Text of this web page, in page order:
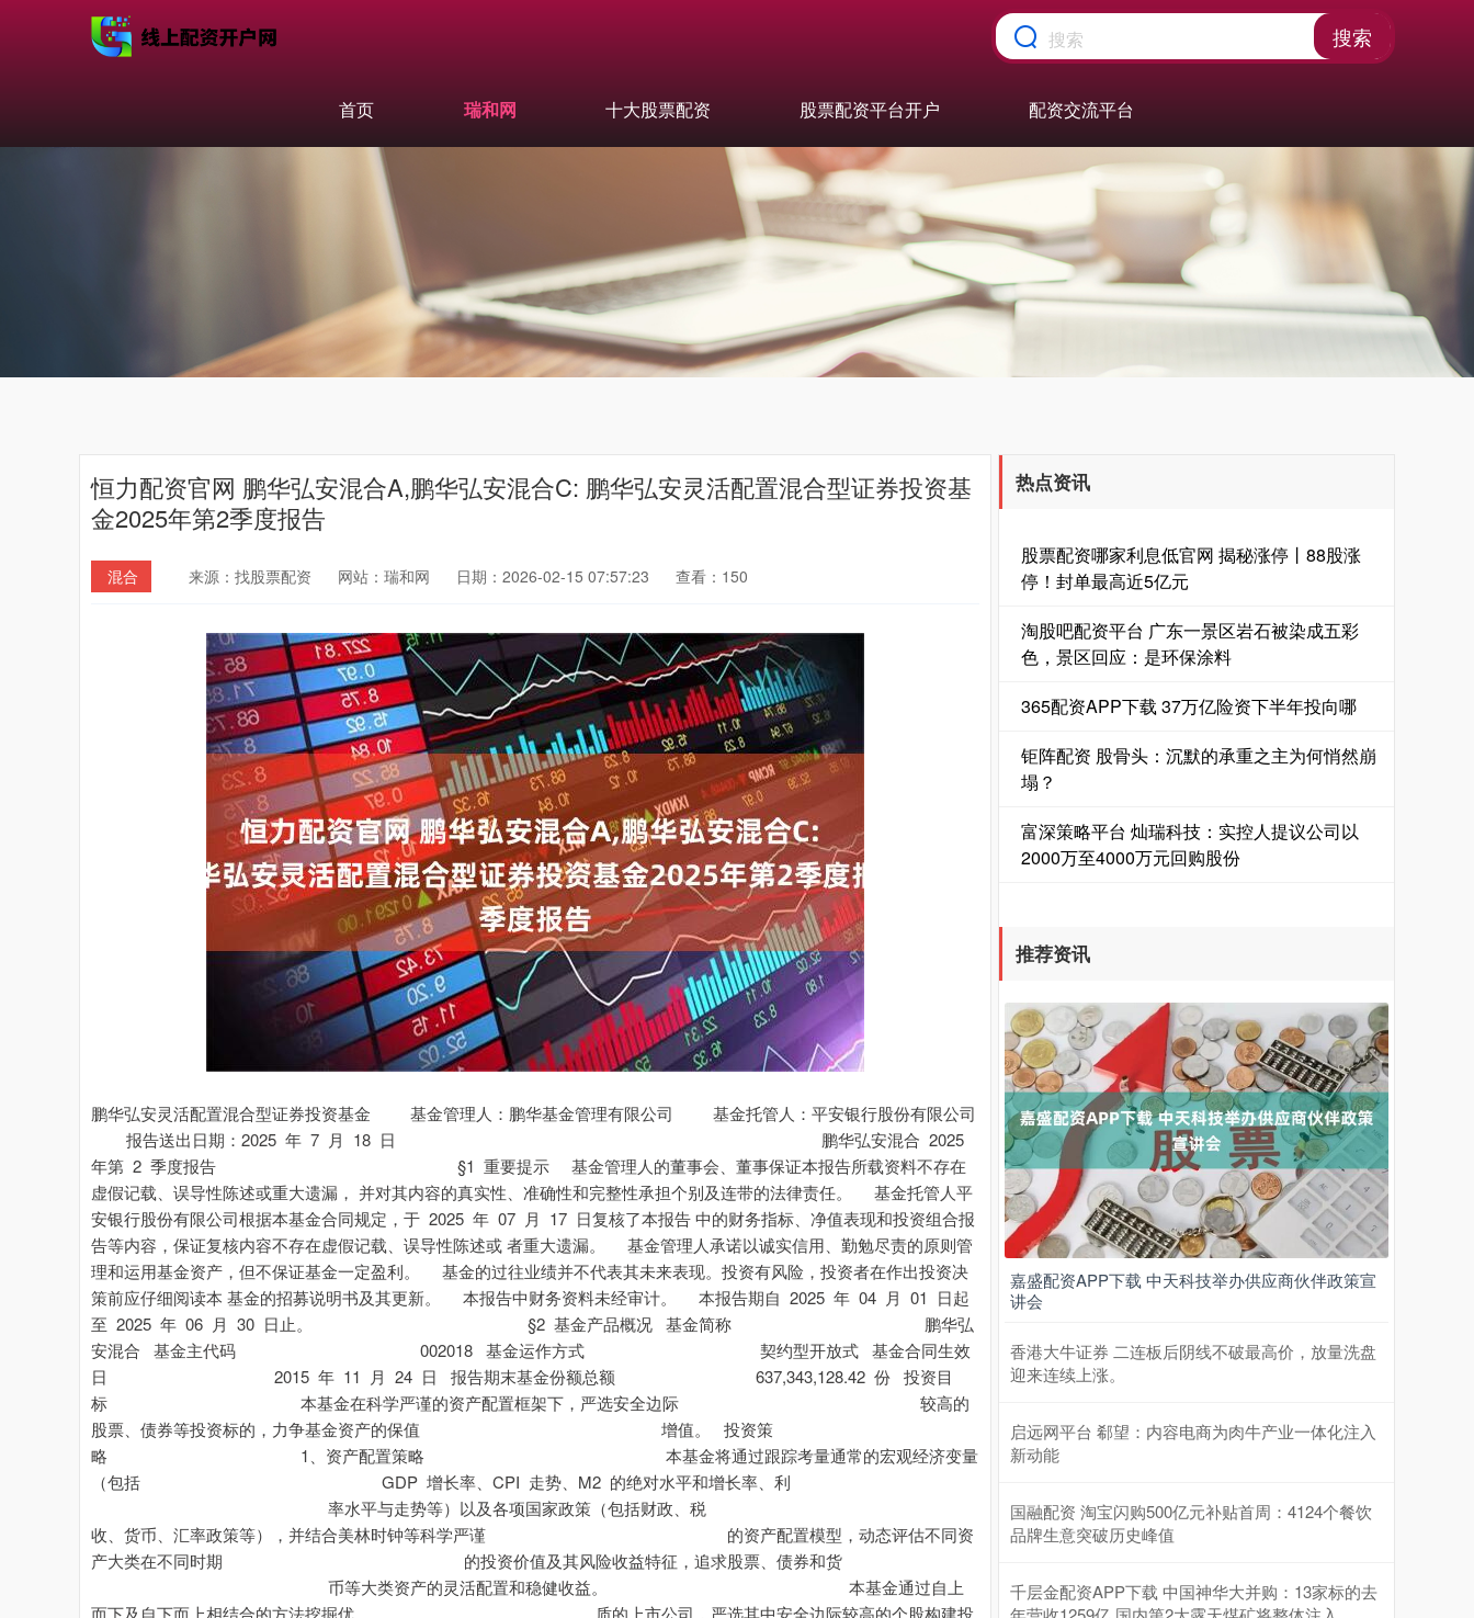
搜索
首页 瑞和网 十大股票配资 股票配资平台开户 配资交流平台
恒力配资官网 鹏华弘安混合A,鹏华弘安混合C: 鹏华弘安灵活配置混合型证券投资基
金2025年第2季度报告
混合 来源：找股票配资 网站：瑞和网 日期：2026-02-15 07:57:23 查看：150
鹏华弘安灵活配置混合型证券投资基金 基金管理人：鹏华基金管理有限公司 基金托管人：平安银行股份有限公司 报告送出日期：2025 年 7 月 18 日 鹏华弘安混合 2025 年第 2 季度报告 §1 重要提示 基金管理人的董事会、董事保证本报告所载资料不存在虚假记载、误导性陈述或重大遗漏， 并对其内容的真实性、准确性和完整性承担个别及连带的法律责任。 基金托管人平安银行股份有限公司根据本基金合同规定，于 2025 年 07 月 17 日复核了本报告 中的财务指标、净值表现和投资组合报告等内容，保证复核内容不存在虚假记载、误导性陈述或 者重大遗漏。 基金管理人承诺以诚实信用、勤勉尽责的原则管理和运用基金资产，但不保证基金一定盈利。 基金的过往业绩并不代表其未来表现。投资有风险，投资者在作出投资决策前应仔细阅读本 基金的招募说明书及其更新。 本报告中财务资料未经审计。 本报告期自 2025 年 04 月 01 日起至 2025 年 06 月 30 日止。 §2 基金产品概况 基金简称 鹏华弘安混合 基金主代码 002018 基金运作方式 契约型开放式 基金合同生效日 2015 年 11 月 24 日 报告期末基金份额总额 637,343,128.42 份 投资目标 本基金在科学严谨的资产配置框架下，严选安全边际 较高的股票、债券等投资标的，力争基金资产的保值 增值。 投资策略 1、资产配置策略 本基金将通过跟踪考量通常的宏观经济变量（包括 GDP 增长率、CPI 走势、M2 的绝对水平和增长率、利 率水平与走势等）以及各项国家政策（包括财政、税 收、货币、汇率政策等），并结合美林时钟等科学严谨 的资产配置模型，动态评估不同资产大类在不同时期 的投资价值及其风险收益特征，追求股票、债券和货 币等大类资产的灵活配置和稳健收益。 本基金通过自上而下及自下而上相结合的方法挖掘优 质的上市公司，严选其中安全边际较高的个股构建投 资组合：自上而下地分析行业的增长前景、行业结 构、商业模式、竞争要素等分析把握其投资机会；自 下而上地评判企业的产品、核心竞争力、管理层、治 理结构等；并结合企业基本面和估值水平进行综合的 第 2 页 共 15 页 鹏华弘安混合 2025 年第 2 季度报告 研判，严选安全边际较高的个股，力争实现组合的保 值增值。 （1）自上而下的行业遴选 本基金将自上而下地进行行业遴选，重点关注行业增 长前景、行业利润前景和行业成功要素。对行业增长 前景，主要分析行业的外部发展环境、行业的生命周 期以及行业波动与经济周期的关系等；对行业利润前 景，主要分析行业结构，特别是业内竞争的方式、业 内竞争的激烈程度、以及业内厂商的谈判能力等。基 于对行业结构的分析形成对业内竞争的关键成功要素 的判断，为预测企业经营环境的变化建立起扎实的基 础。 （2）自下而上的个股选择 本基金主要从两方面进行自下而上的个股选择：一方 面是竞争力分析，通过对公司竞争策略和核心竞争力 的分析，选择具有可持续竞争优势的上市公司或未来 具有广阔成长空间的公司。就公司竞争策略，基于行 业分析的结果判断策略的有效性、策略的实施支持和 策略的执行成果；就核心竞争力，分析公司的现有核 心竞争力，并判断公司能否利用现有的资源、能力和 定位取得可持续竞争优势。 另一方面是管理层分析，在国内监管体系落后、公司 治理结构不完善的基础上，上市公司的命运对管理团 队的依赖度大大增加。本基金将着重考察公司的管理 层以及管理制度。 （3）综合研判 本基金在自上而下和自下而上的基础上，结合估值分 析，严选安全边际较高的个股，力争实现组合的保值 增值。通过对估值方法的选择和估值倍数的比较，选 择股价相对低估的股票。就估值方法而言，基于行业 的特点确定对股价最有影响力的关键估值方法（包括 PE、PEG、PB、PS、EV/EBITDA 等）；就估值倍数而 言，通过业内比较、历史比较和增长性分析，确定具 有上升基础的股价水平。 （4）存托凭证投资策略 本基金将根据本基金的投资目标和股票投资策略，基 于对基础证券投资价值的深入研究判断，进行存托凭 证的投资。 本基金债券投资将采取久期策略、收益率曲线策略、 骑乘策略、息差策略、个券选择策略、信用策略、中 小企业私募债投资策略等积极投资策略，灵活地调整 组合的券种搭配，精选安全边际较高的个券，力争实 现组合的保值增值。 （1）久期策略 第 3 页 共 15 页 鹏华弘安混合 2025 年第 2 季度报告 久期管理是债券投资的重要考量因素，本基金将采用 以“目标久期”为中心、自上而下的组合久期管理策 略。 （2）收益率曲线策略 收益率曲线的形状变化是判断市场整体走向的一个重 要依据，本基金将据此调整组合长、中、短期债券的 搭配，并进行动态调整。 （3）骑乘策略 本基金将采用基于收益率曲线分析对债券组合进行适 时调整的骑乘策略，以达到增强组合的持有期收益的 目的。 （4）息差策略 本基金将采用息差策略，以达到更好地利用杠杆放大 债券投资的收益的目的。 （5）个券选择策略 本基金将根据单个债券到期收益率相对于市场收益率 曲线的偏离程度，结合信用等级、流动性、选择权条 款、税赋特点等因素，确定其投资价值，选择定价合 理或价值被低估的债券进行投资。 （6）信用策略 本基金通过主动承担适度的信用风险来获取信用溢 价，根据内、外部信用评级结果，结合对类似债券信 用利差的分析以及对未来信用利差走势的判断，选择 信用利差被高估、未来信用利差可能下降的信用债进 行投资。 （7）中小企业私募债投资策略 中小企业私募债券是在中国境内以非公开方式发行和 转让，约定在一定期限还本付息的公司债券。由于其 非公开性及条款可协商性，普遍具有较高收益。本基 金将深入研究发行人资信及公司运营情况，合理合规 合格地进行中小企业私募债券投资。本基金在投资过 程中密切监控债券信用等级或发行人信用等级变化情 况，尽力规避风险，并获取超额收益。 本基金可投资股指期货、权证和其他经中国证监会允 许的金融衍生产品。 本基金投资股指期货将根据风险管理的原则，以套期 保值为目的，主要选择流动性好、交易活跃的股指期 货合约。本基金力争利用股指期货的杠杆作用，降低 申购赎回时现金资产对投资组合的影响及投资组合仓 位调整的交易成本，达到稳定投资组合资产净值的目 的。 基金管理人将建立股指期货交易决策部门或小组，授 权特定的管理人员负责股指期货的投资审批事项，同 时针对股指期货交易制定投资决策流程和风险控制等 第 4 页 共 15 页 鹏华弘安混合 2025 年第 2 季度报告 制度并报董事会批准。 本基金通过对权证标的证券基本面的研究，并结合权 证定价模型及价值挖掘策略、价差策略、双向权证策 略等寻求权证的合理估值水平，追求稳定的当期收 益。 业绩比较基准 中证综合债指数收益率×70%＋沪深 300 指数收益率× 风险收益特征 本基金属于混合型基金，其预期的风险和收益高于货 币市场基金、债券基金，低于股票型基金，属于证券 投资基金中中高风险、中高预期收益的品种。 基金管理人 鹏华基金管理有限公司 基金托管人 平安银行股份有限公司 下属分级基金的基金简称 鹏华弘安混合 A 鹏华弘安混合 C 下属分级基金的交易代码 002018 002019 报告期末下属分级基金的份额总额 27,067,892.95 份 610,275,235.47 份 下属分级基金的风险收益特征 风险收益特征同上 风险收益特征同上 注：无。 §3 主要财务指标和基金净值表现 单位：人民币元 主要财务指标 报告期（2025 年 4 月 1 日-2025 年 6 月 30 日） 鹏华弘安混合 A 鹏华弘安混合 C 注：1.本期已实现收益指基金本期利息收入、投资收益、其他收入（不含公允价值变动收益）扣 除相关费用和信用减值损失后的余额，本期利润为本期已实现收益加上本期公允价值变动收益等 未实现收益。 回费、基金转换费等） ，计入费用后实际收益水平要低于所列数字。 鹏华弘安混合 A 第 5 页 共 15 页 鹏华弘安混合 2025 年第 2 季度报告 业绩比较基 净值增长率 业绩比较基 阶段 净值增长率① 准收益率标 ①－③ ②－④ 标准差② 准收益率③ 准差④ 过去三个月 0.55% 0.02% 1.69% 0.29% -1.14% -0.27% 过去六个月 0.67% 0.02% 0.91% 0.28% -0.24% -0.26% 过去一年 1.81% 0.03% 8.09% 0.40% -6.28% -0.37% 过去三年 10.91% 0.14% 7.72% 0.32% 3.19% -0.18% 过去五年 24.56% 0.22% 17.12% 0.35% 7.44% -0.13% 自基金合同 生效起至今 鹏华弘安混合 C 业绩比较基 净值增长率 业绩比较基 阶段 净值增长率① 准收益率标 ①－③ ②－④ 标准差② 准收益率③ 准差④ 过去三个月 0.48% 0.02% 1.69% 0.29% -1.21% -0.27% 过去六个月 0.53% 0.02% 0.91% 0.28% -0.38% -0.26% 过去一年 1.51% 0.03% 8.09% 0.40% -6.58% -0.37% 过去三年 9.96% 0.14% 7.72% 0.32% 2.24% -0.18% 过去五年 22.79% 0.22% 17.12% 0.35% 5.67% -0.13% 自基金合同 生效起至今 注：业绩比较基准=中证综合债指数收益率×70%＋沪深 300 指数收益率×30%。 率变动的比较 第 6 页 共 15 页 鹏华弘安混合 2025 年第 2 季度报告 注：1、本基金基金合同于 2015 年 11 月 24 日生效。2、截至建仓期结束，本基金的各项投资比 例已达到基金合同中规定的各项比例。 注：无。 §4 管理人报告 任本基金的基金经理期限 证券从业 姓名 职务 说明 任职日期 离任日期 年限 第 7 页 共 15 页 鹏华弘安混合 2025 年第 2 季度报告 叶朝明先生,国籍中国,工商管理硕士,17 年证券从业经验。曾任职于招商银行总 行，从事本外币资金管理相关工作； 司，从事货币基金管理工作，现担任董 事总经理（MD）/现金投资部总经理/基 金经理。2014 年 02 月至今担任鹏华增 值宝货币市场基金基金经理, 2015 年 01 月至今担任鹏华安盈宝货币市场基金基 金经理, 2015 年 07 月至今担任鹏华添 利宝货币市场基金基金经理, 2016 年 01 月至今担任鹏华添利交易型货币市场基 金基金经理, 2017 年 05 月至 2021 年 08 月担任鹏华聚财通货币市场基金基金经 理, 2017 年 06 月至 2021 年 08 月担任 鹏华盈余宝货币市场基金基金经理, 市场基金基金经理, 2018 年 08 月至 合型证券投资基金基金经理, 2018 年 09 月至 2021 年 08 月担任鹏华货币市场证 券投资基金基金经理, 2018 年 09 月至 叶朝明 基金经理 2022-12-17 - 17 年 2021 年 08 月担任鹏华兴鑫宝货币市场 基金基金经理, 2018 年 11 月至 2021 年 投资基金基金经理, 2018 年 12 月至 合型证券投资基金基金经理, 2019 年 08 月至今担任鹏华浮动净值型发起式货币 市场基金基金经理, 2019 年 10 月至今 担任鹏华稳利短债债券型证券投资基金 基金经理, 2020 年 06 月至 2021 年 08 月担任鹏华中短债 3 个月定期开放债券 型证券投资基金基金经理, 2021 年 07 月至 2024 年 10 月担任鹏华稳泰 30 天滚 动持有债券型证券投资基金基金经理, 债券型证券投资基金基金经理, 2021 年 债券型证券投资基金基金经理, 2021 年 数 7 天持有期证券投资基金基金经理, 债债券型发起式证券投资基金基金经理, 第 8 页 共 15 页 鹏华弘安混合 2025 年第 2 季度报告 农发行债券指数证券投资基金基金经理, 国开行债券指数证券投资基金基金经理, 期地方政府债交易型开放式指数证券投 资基金基金经理, 2022 年 01 月至今担 任鹏华中证 5 年期地方政府债交易型开 放式指数证券投资基金基金经理, 2022 年 12 月至今担任鹏华弘安灵活配置混合 型证券投资基金基金经理, 2023 年 03 月至今担任鹏华稳福中短债债券型证券 投资基金基金经理, 2023 年 05 月至今 担任鹏华盈余宝货币市场基金基金经理, 滚动持有债券型证券投资基金基金经理, 政策性金融债指数证券投资基金基金经 理,叶朝明先生具备基金从业资格。 王康佳女士,国籍中国,金融硕士,8 年证 券从业经验。2017 年 07 月加盟鹏华基 金管理有限公司，历任固定收益部助理 债券研究员、债券研究员，现金投资部 高级债券研究员、基金经理助理，现担 任现金投资部总监助理/基金经理。2021 年 06 月至今担任鹏华稳利短债债券型证
热点资讯
股票配资哪家利息低官网 揭秘涨停丨88股涨
停！封单最高近5亿元
淘股吧配资平台 广东一景区岩石被染成五彩
色，景区回应：是环保涂料
365配资APP下载 37万亿险资下半年投向哪
钜阵配资 股骨头：沉默的承重之主为何悄然崩
塌？
富深策略平台 灿瑞科技：实控人提议公司以
2000万至4000万元回购股份
推荐资讯
嘉盛配资APP下载 中天科技举办供应商伙伴政策宣
讲会
香港大牛证券 二连板后阴线不破最高价，放量洗盘
迎来连续上涨。
启远网平台 郗望：内容电商为肉牛产业一体化注入
新动能
国融配资 淘宝闪购500亿元补贴首周：4124个餐饮
品牌生意突破历史峰值
千层金配资APP下载 中国神华大并购：13家标的去